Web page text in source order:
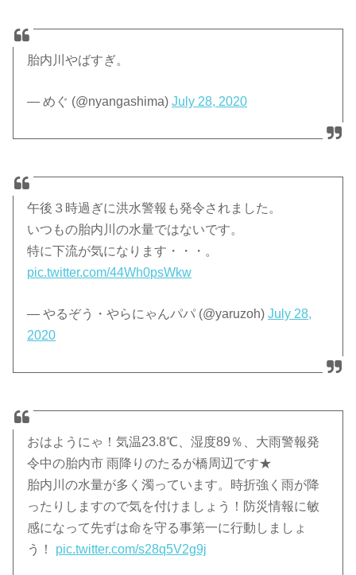
胎内川やばすぎ。
— めぐ (@nyangashima)July 28, 2020
午後３時過ぎに洪水警報も発令されました。
いつもの胎内川の水量ではないです。
特に下流が気になります・・・。
pic.twitter.com/44Wh0psWkw
— やるぞう・やらにゃんパパ (@yaruzoh)July 28,
2020
おはようにゃ！気温23.8℃、湿度89％、大雨警報発
令中の胎内市 雨降りのたるが橋周辺です★
胎内川の水量が多く濁っています。時折強く雨が降
ったりしますので気を付けましょう！防災情報に敏
感になって先ずは命を守る事第一に行動しましょ
う！ pic.twitter.com/s28q5V2g9j